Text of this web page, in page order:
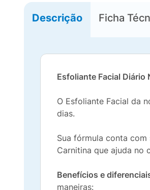
Descrição Ficha
Esfoliante Facial Diário
O Esfoliante Facial da
dias.
Sua fórmula conta
Carnitina que ajuda no
Benefícios e
maneiras: